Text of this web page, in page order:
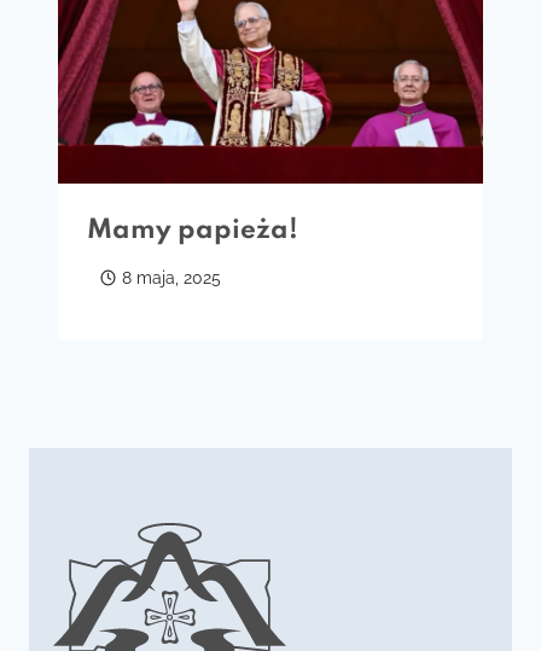
Mamy papieża!
8 maja, 2025